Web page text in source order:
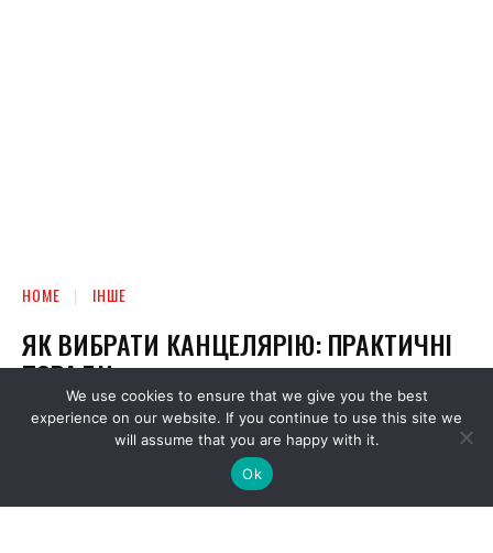
We use cookies to ensure that we give you the best
experience on our website. If you continue to use this site we
will assume that you are happy with it.
Ok